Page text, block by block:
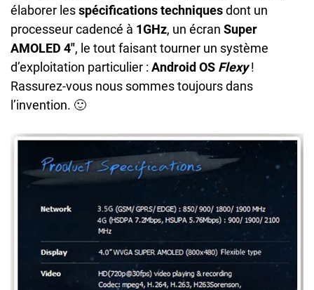
élaborer lesspécifications techniquesdont un
processeur cadencé à 1GHz, un écran Super
AMOLED 4″, le tout faisant tourner un système
d’exploitation particulier : Android OS Flexy!
Rassurez-vous nous sommes toujours dans
l’invention. 🙂